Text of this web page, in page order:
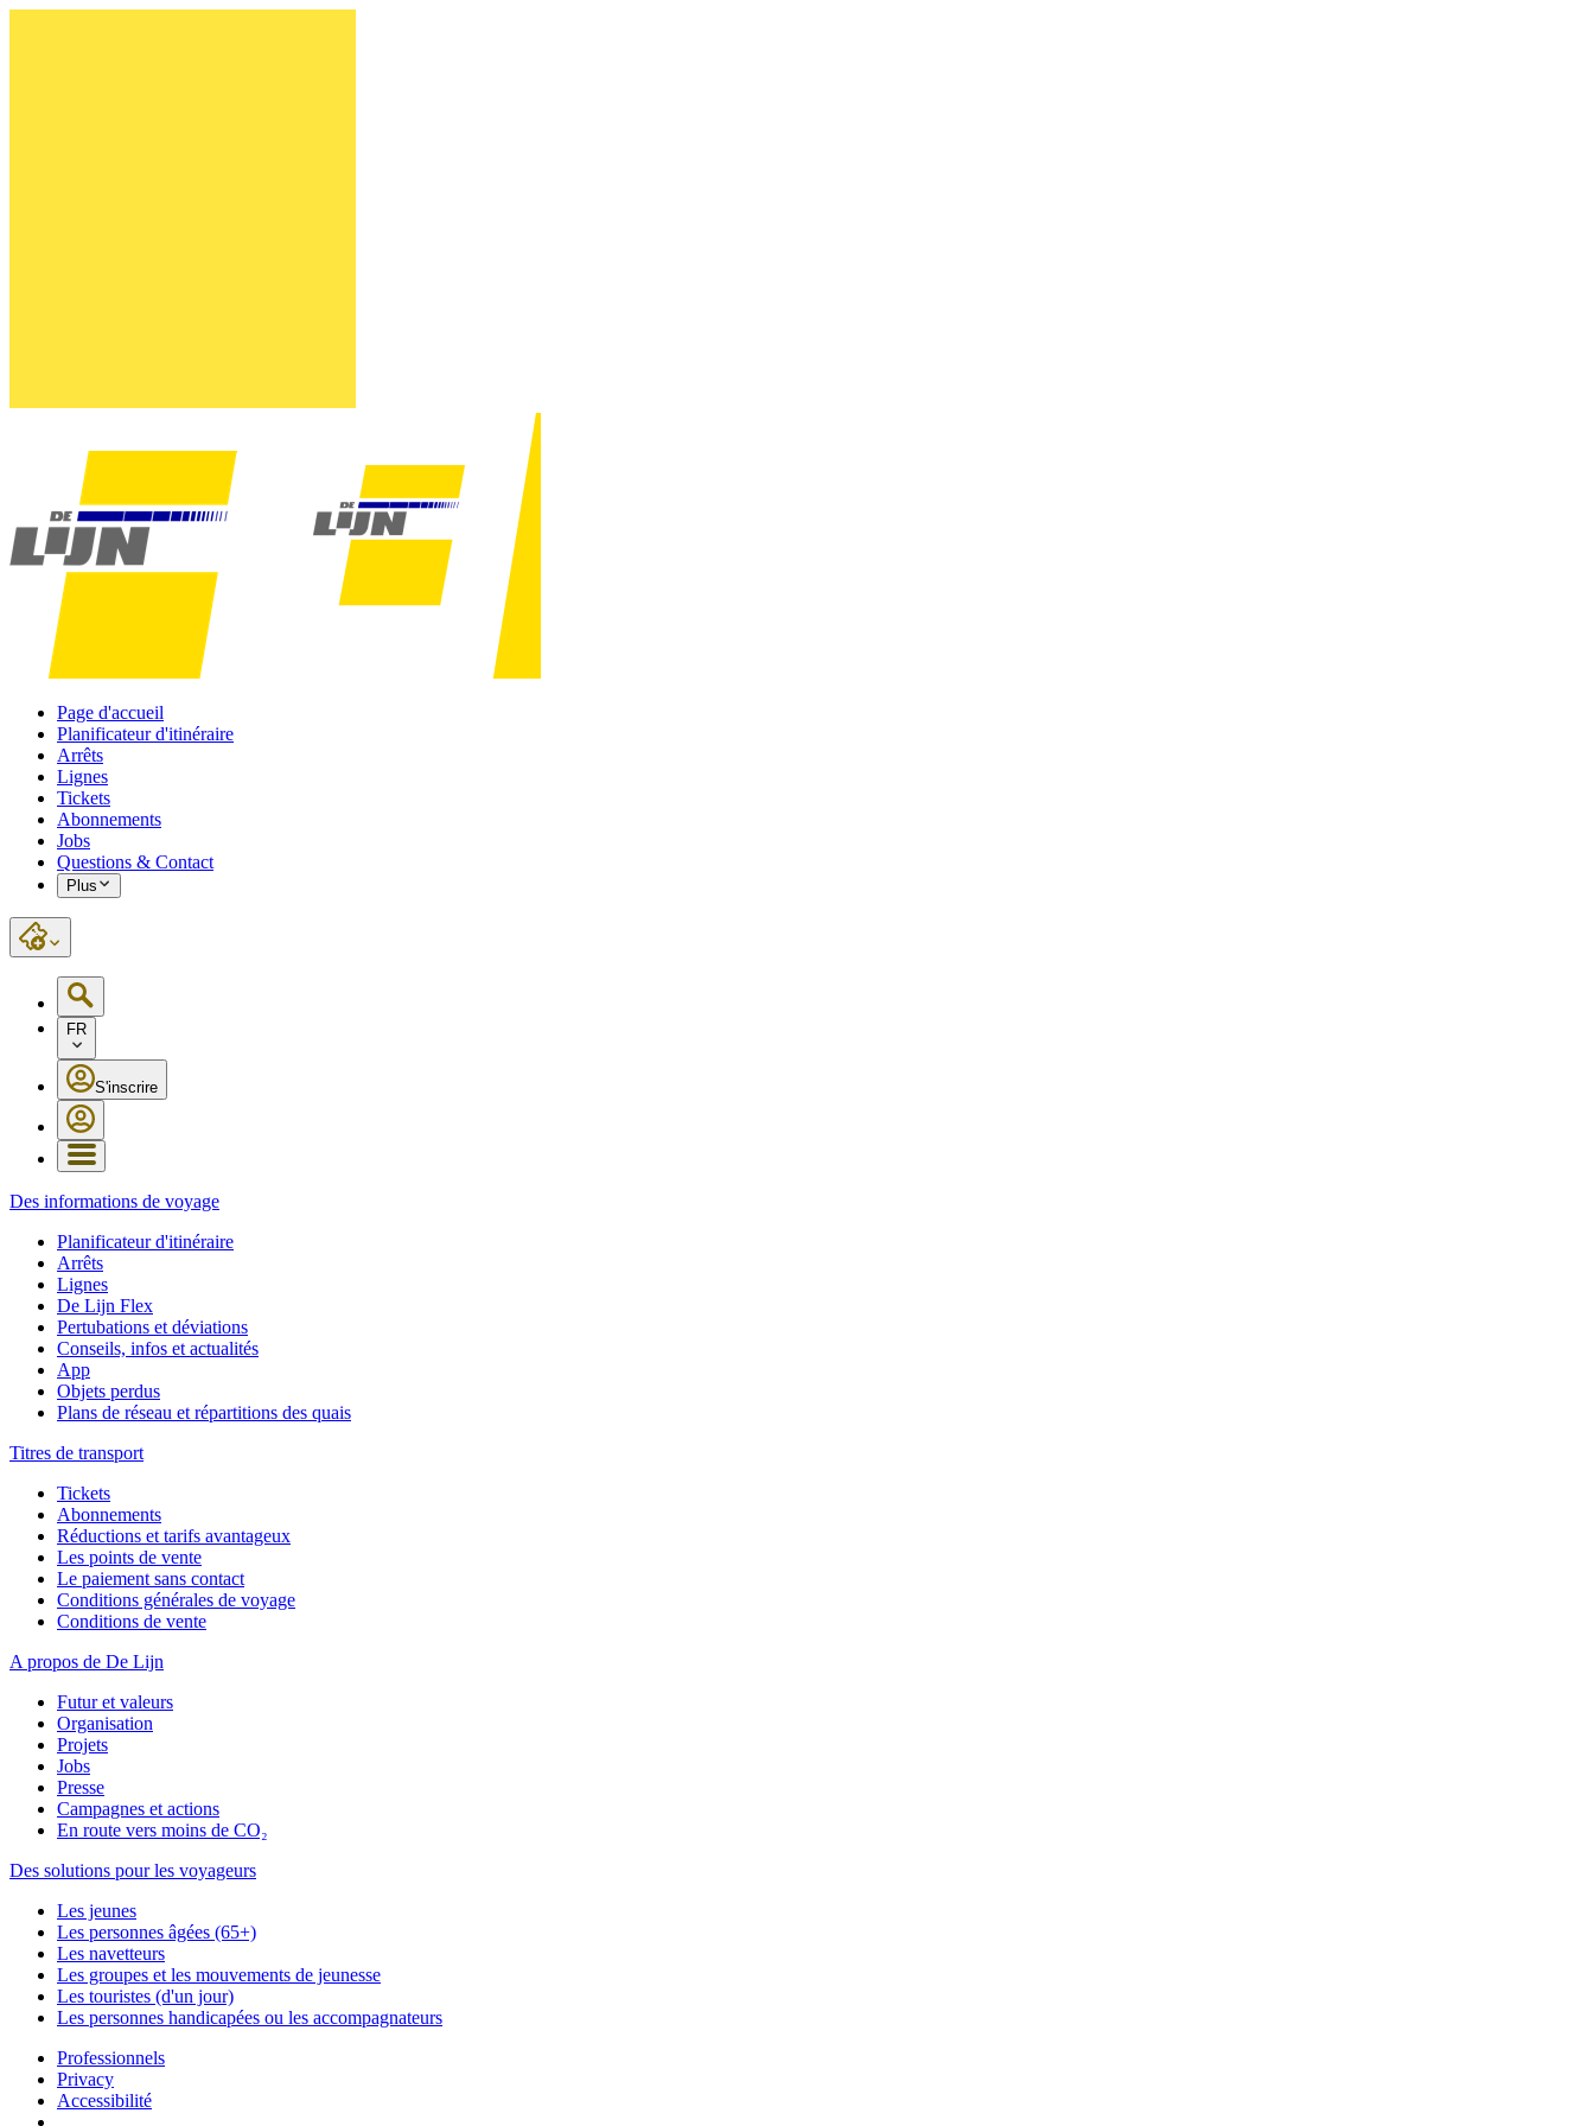
Page d'accueil
Planificateur d'itinéraire
Arrêts
Lignes
Tickets
Abonnements
Jobs
Questions & Contact
Plus
FR
S'inscrire
Des informations de voyage
Planificateur d'itinéraire
Arrêts
Lignes
De Lijn Flex
Pertubations et déviations
Conseils, infos et actualités
App
Objets perdus
Plans de réseau et répartitions des quais
Titres de transport
Tickets
Abonnements
Réductions et tarifs avantageux
Les points de vente
Le paiement sans contact
Conditions générales de voyage
Conditions de vente
A propos de De Lijn
Futur et valeurs
Organisation
Projets
Jobs
Presse
Campagnes et actions
En route vers moins de CO₂
Des solutions pour les voyageurs
Les jeunes
Les personnes âgées (65+)
Les navetteurs
Les groupes et les mouvements de jeunesse
Les touristes (d'un jour)
Les personnes handicapées ou les accompagnateurs
Professionnels
Privacy
Accessibilité